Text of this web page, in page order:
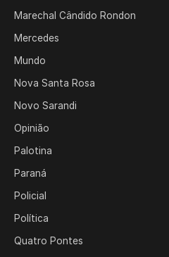
Marechal Cândido Rondon
Mercedes
Mundo
Nova Santa Rosa
Novo Sarandi
Opinião
Palotina
Paraná
Policial
Política
Quatro Pontes